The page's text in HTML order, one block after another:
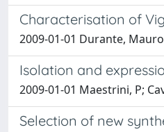
Characterisation of
2009-01-01 Durante,
Isolation and
2009-01-01 Maestrini, P;
Selection of new